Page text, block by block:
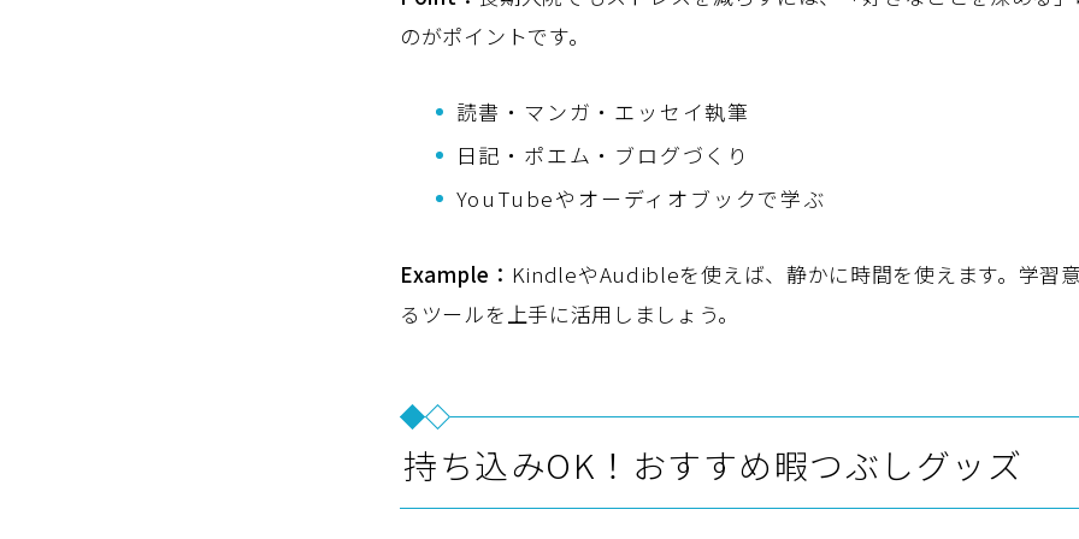
のがポイントです。
読書・マンガ・エッセイ執筆
日記・ポエム・ブログづくり
YouTubeやオーディオブックで学ぶ
Example： KindleやAudibleを使えば、静かに時間を使えます。学習
るツールを上手に活用しましょう。
持ち込みOK！おすすめ暇つぶしグッズ